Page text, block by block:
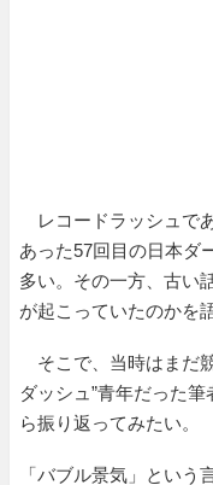
レコードラッシュで
あった57回目の日本ダ
多い。その一方、古い
が起こっていたのかを
そこで、当時はまだ
ダッシュ”青年だった
ら振り返ってみたい。
「バブル景気」という